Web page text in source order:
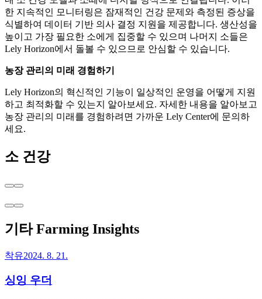
한 지속적인 모니터링은 잠재적인 건강 문제와 측정된 증상을
식별하여 데이터 기반 의사 결정 지원을 제공합니다. 생산성을
높이고 가장 필요한 소에게 집중할 수 있으며 나머지 소들은
Lely Horizon에서 돌볼 수 있으므로 안심할 수 있습니다.
농장 관리의 미래 경험하기
Lely Horizon의 혁신적인 기능이 일상적인 운영을 어떻게 지원
하고 최적화할 수 있는지 알아보세요. 자세한 내용을 알아보고
농장 관리의 미래를 경험하려면 가까운 Lely Center에 문의하
세요.
소 건강
기타 Farming Insights
착유2024. 8. 21.
싱잉 우더